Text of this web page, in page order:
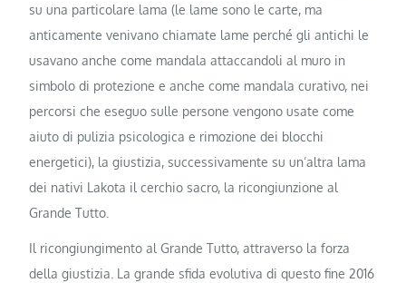
su una particolare lama (le lame sono le carte, ma
anticamente venivano chiamate lame perché gli antichi le
usavano anche come mandala attaccandoli al muro in
simbolo di protezione e anche come mandala curativo, nei
percorsi che eseguo sulle persone vengono usate come
aiuto di pulizia psicologica e rimozione dei blocchi
energetici), la giustizia, successivamente su un’altra lama
dei nativi Lakota il cerchio sacro, la ricongiunzione al
Grande Tutto.
Il ricongiungimento al Grande Tutto, attraverso la forza
della giustizia. La grande sfida evolutiva di questo fine 2016